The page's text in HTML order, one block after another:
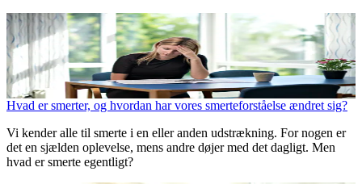
Hvad er smerter, og hvordan har vores smerteforståelse ændret sig?
Vi kender alle til smerte i en eller anden udstrækning. For nogen er
det en sjælden oplevelse, mens andre døjer med det dagligt. Men
hvad er smerte egentligt?